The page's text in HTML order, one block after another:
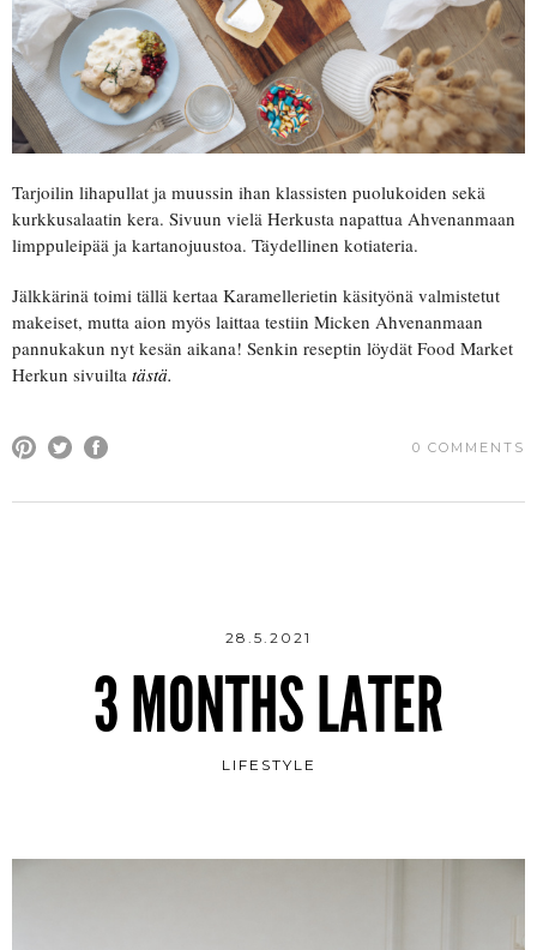
Tarjoilin lihapullat ja muussin ihan klassisten puolukoiden sekä
kurkkusalaatin kera. Sivuun vielä Herkusta napattua Ahvenanmaan
limppuleipää ja kartanojuustoa. Täydellinen kotiateria.
Jälkkärinä toimi tällä kertaa Karamellerietin käsityönä valmistetut
makeiset, mutta aion myös laittaa testiin Micken Ahvenanmaan
pannukakun nyt kesän aikana! Senkin reseptin löydät Food Market
Herkun sivuilta tästä.
0 COMMENTS
28.5.2021
3 MONTHS LATER
LIFESTYLE